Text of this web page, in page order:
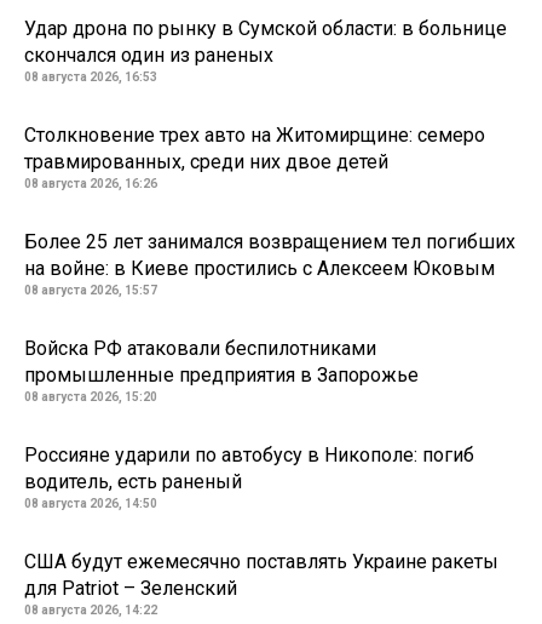
Удар дрона по рынку в Сумской области: в больнице
скончался один из раненых
08 августа 2026, 16:53
Столкновение трех авто на Житомирщине: семеро
травмированных, среди них двое детей
08 августа 2026, 16:26
Более 25 лет занимался возвращением тел погибших
на войне: в Киеве простились с Алексеем Юковым
08 августа 2026, 15:57
Войска РФ атаковали беспилотниками
промышленные предприятия в Запорожье
08 августа 2026, 15:20
Россияне ударили по автобусу в Никополе: погиб
водитель, есть раненый
08 августа 2026, 14:50
США будут ежемесячно поставлять Украине ракеты
для Patriot – Зеленский
08 августа 2026, 14:22